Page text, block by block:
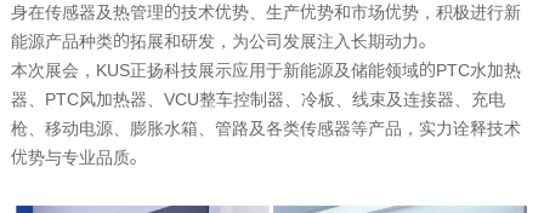
身在传感器及热管理的技术优势、生产优势和市场优势，积极进行新
能源产品种类的拓展和研发，为公司发展注入长期动力。
本次展会， KUS正扬科技展示应用于新能源及储能领域的PTC水加热
器、 PTC风加热器、 VCU整车控制器、冷板、线束及连接器、充电
枪、移动电源、膨胀水箱、管路及各类传感器等产品，实力诠释技术
优势与专业品质。